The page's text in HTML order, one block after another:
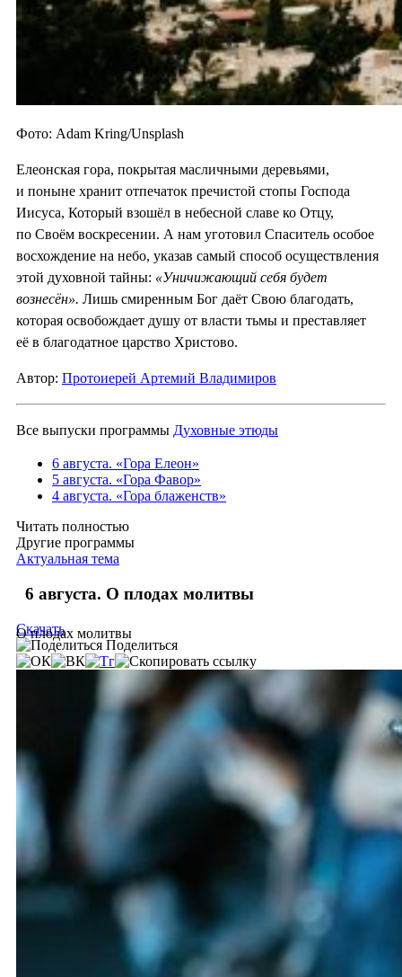
Фото: Adam Kring/Unsplash
Елеонская гора, покрытая масличными деревьями,
и поныне хранит отпечаток пречистой стопы Господа
Иисуса, Который взошёл в небесной славе ко Отцу,
по Своём воскресении. А нам уготовил Спаситель особое
восхождение на небо, указав самый способ осуществления
этой духовной тайны: «Уничижающий себя будет
вознесён». Лишь смиренным Бог даёт Свою благодать,
которая освобождает душу от власти тьмы и преставляет
её в благодатное царство Христово.
Автор: Протоиерей Артемий Владимиров
Все выпуски программы Духовные этюды
6 августа. «Гора Елеон»
5 августа. «Гора Фавор»
4 августа. «Гора блаженств»
Читать полностью
Другие программы
Актуальная тема
6 августа. О плодах молитвы
О плодах молитвы
Скачать
Поделиться